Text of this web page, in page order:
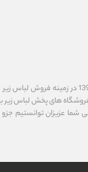
فروشگاه اینترنتی ماماشاپ فعالیت خود را از
فروشگاه های پخش لباس
شما عزیزان توانستیم